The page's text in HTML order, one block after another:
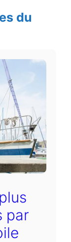
du
par